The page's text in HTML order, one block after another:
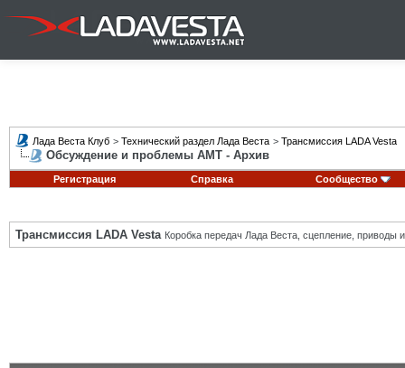
Лада Веста Клуб > Технический раздел Лада Веста > Трансмиссия LADA Vesta
Обсуждение и проблемы АМТ - Архив
Регистрация Справка Сообщество
Трансмиссия LADA Vesta Коробка передач Лада Веста, сцепление, приводы и